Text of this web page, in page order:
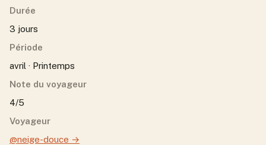
Durée
3 jours
Période
avril · Printemps
Note du voyageur
4/5
Voyageur
@neige-douce →